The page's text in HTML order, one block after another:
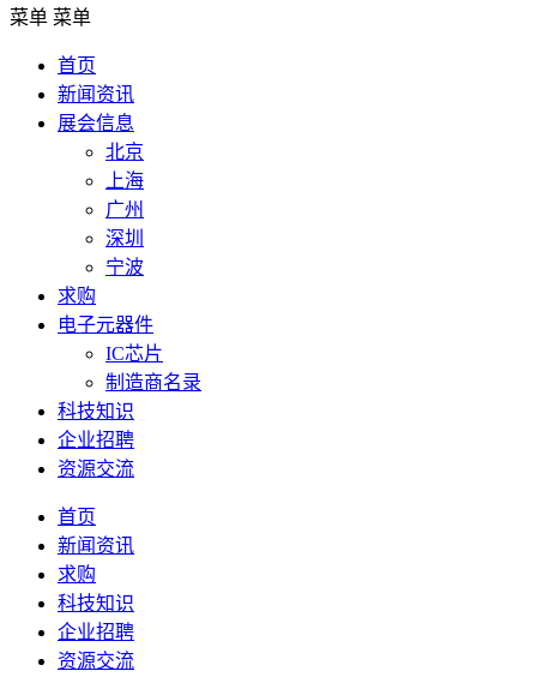
菜单 菜单
首页
新闻资讯
展会信息
北京
上海
广州
深圳
宁波
求购
电子元器件
IC芯片
制造商名录
科技知识
企业招聘
资源交流
首页
新闻资讯
求购
科技知识
企业招聘
资源交流